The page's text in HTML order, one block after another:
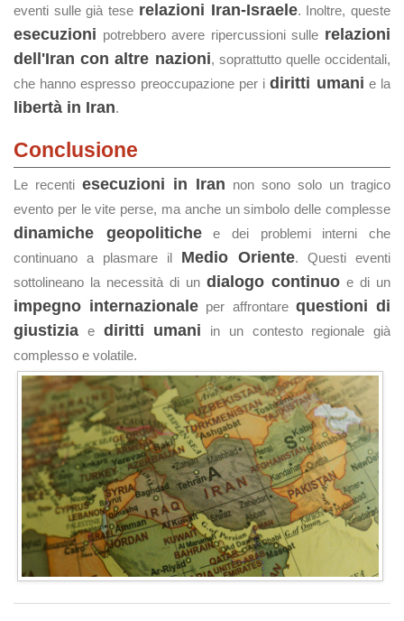
eventi sulle già tese relazioni Iran-Israele. Inoltre, queste
esecuzioni potrebbero avere ripercussioni sulle relazioni
dell'Iran con altre nazioni, soprattutto quelle occidentali,
che hanno espresso preoccupazione per idiritti umani e la
libertà in Iran.
Conclusione
Le recenti esecuzioni in Iran non sono solo un tragico
evento per le vite perse, ma anche un simbolo delle complesse
dinamiche geopolitichee dei problemi interni che
continuano a plasmare il Medio Oriente. Questi eventi
sottolineano la necessità di un dialogo continuo e di un
impegno internazionale per affrontare questioni di
giustizia e diritti umani in un contesto regionale già
complesso e volatile.